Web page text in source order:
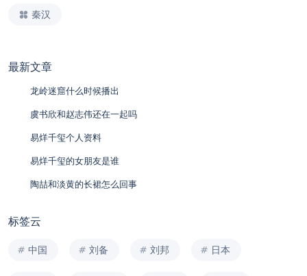
秦汉
最新文章
龙岭迷窟什么时候播出
虞书欣和赵志伟还在一起吗
易烊千玺个人资料
易烊千玺的女朋友是谁
陶喆和淡黄的长裙怎么回事
标签云
中国 刘备 刘邦 日本